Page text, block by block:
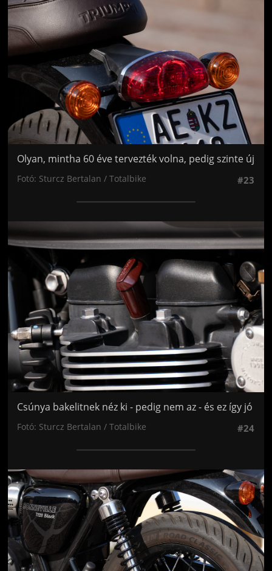
Olyan, mintha 60 éve tervezték volna, pedig szinte új
Fotó: Sturcz Bertalan / Totalbike #23
Jön még kép!
Csúnya bakelitnek néz ki - pedig nem az - és ez így jó
Fotó: Sturcz Bertalan / Totalbike #24
Jön még kép!